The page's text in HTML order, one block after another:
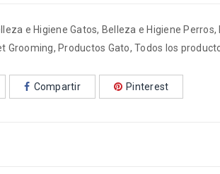
e Higiene Gatos, Belleza e Higiene Perros,
Grooming, Productos Gato,Todos los
Compartir Pinterest